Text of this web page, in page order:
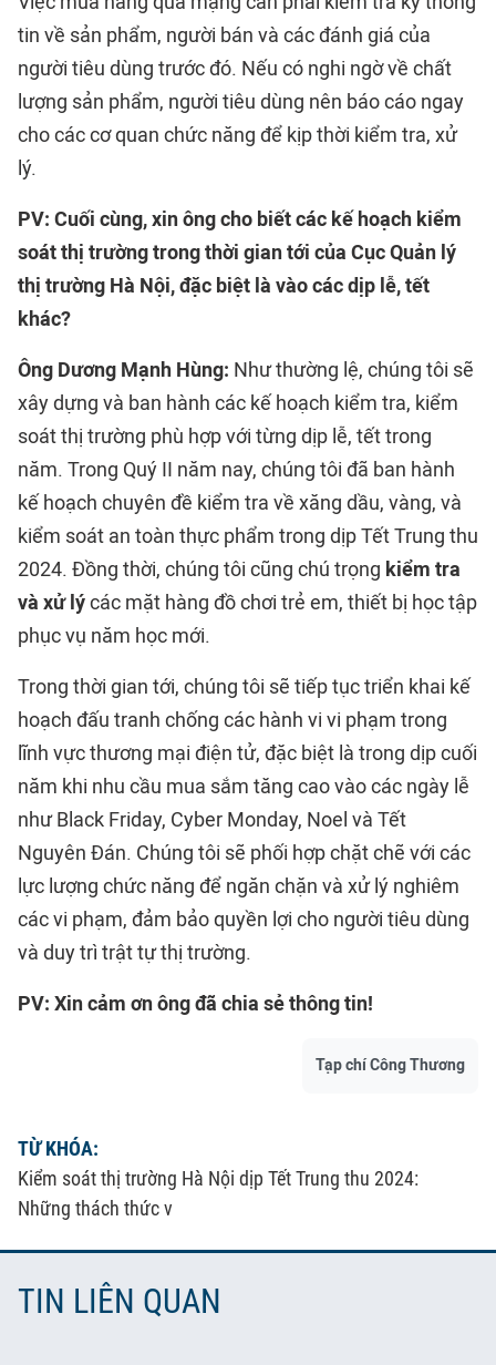
tin về sản phẩm, người bán và các đánh giá của
người tiêu dùng trước đó. Nếu có nghi ngờ về chất
lượng sản phẩm, người tiêu dùng nên báo cáo ngay
cho các cơ quan chức năng để kịp thời kiểm tra, xử
lý.
PV: Cuối cùng, xin ông cho biết các kế hoạch kiểm
soát thị trường trong thời gian tới của Cục Quản lý
thị trường Hà Nội, đặc biệt là vào các dịp lễ, tết
khác?
Ông Dương Mạnh Hùng: Như thường lệ, chúng tôi sẽ
xây dựng và ban hành các kế hoạch kiểm tra, kiểm
soát thị trường phù hợp với từng dịp lễ, tết trong
năm. Trong Quý II năm nay, chúng tôi đã ban hành
kế hoạch chuyên đề kiểm tra về xăng dầu, vàng, và
kiểm soát an toàn thực phẩm trong dịp Tết Trung thu
2024. Đồng thời, chúng tôi cũng chú trọng kiểm tra
và xử lýcác mặt hàng đồ chơi trẻ em, thiết bị học tập
phục vụ năm học mới.
Trong thời gian tới, chúng tôi sẽ tiếp tục triển khai kế
hoạch đấu tranh chống các hành vi vi phạm trong
lĩnh vực thương mại điện tử, đặc biệt là trong dịp cuối
năm khi nhu cầu mua sắm tăng cao vào các ngày lễ
như Black Friday, Cyber Monday, Noel và Tết
Nguyên Đán. Chúng tôi sẽ phối hợp chặt chẽ với các
lực lượng chức năng để ngăn chặn và xử lý nghiêm
các vi phạm, đảm bảo quyền lợi cho người tiêu dùng
và duy trì trật tự thị trường.
PV: Xin cảm ơn ông đã chia sẻ thông tin!
Tạp chí Công Thương
TỪ KHÓA:
Kiểm soát thị trường Hà Nội dịp Tết Trung thu 2024:
Những thách thức v
TIN LIÊN QUAN